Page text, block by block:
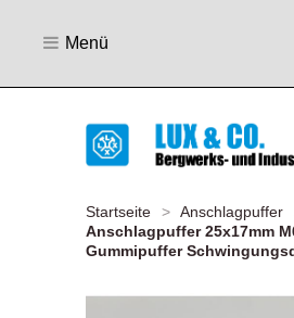
Menü
Startseite > Anschlagpuffer
Anschlagpuffer 25x17mm
Gummipuffer